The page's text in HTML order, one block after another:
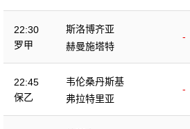
22:30
罗甲
斯洛博齐亚
-
赫曼施塔特
22:45
保乙
韦伦桑丹斯基
-
弗拉特里亚